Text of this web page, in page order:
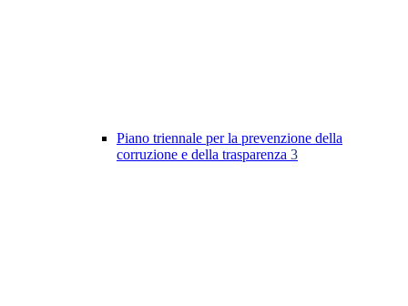
Piano triennale per la prevenzione della
corruzione e della trasparenza 3